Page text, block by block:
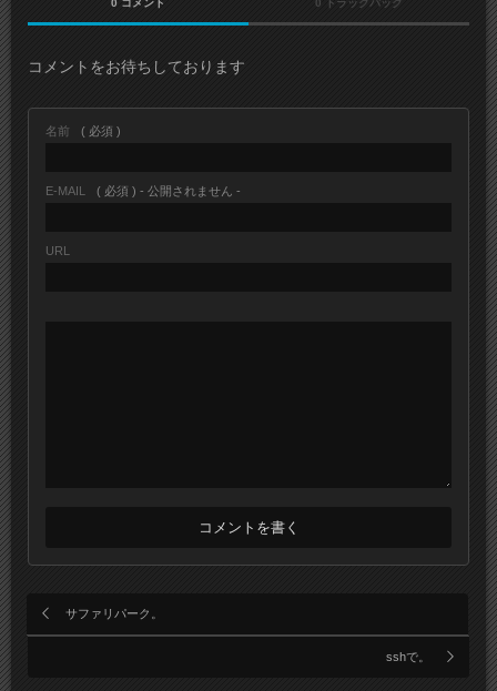
0 コメント 0 トラックバック
コメントをお待ちしております
名前 ( 必須 )
E-MAIL ( 必須 ) - 公開されません -
URL
サファリパーク。
sshで。